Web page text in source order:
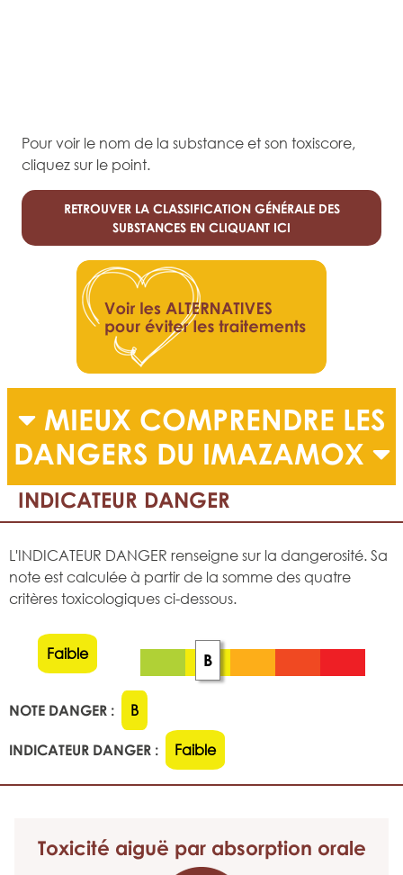
Pour voir le nom de la substance et son toxiscore,
cliquez sur le point.
RETROUVER LA CLASSIFICATION GÉNÉRALE DES
SUBSTANCES EN CLIQUANT ICI
MIEUX COMPRENDRE LES
DANGERS DU IMAZAMOX
INDICATEUR DANGER
L'INDICATEUR DANGER renseigne sur la dangerosité. Sa
note est calculée à partir de la somme des quatre
critères toxicologiques ci-dessous.
Faible B
NOTE DANGER : B
INDICATEUR DANGER : Faible
Toxicité aiguë par absorption orale